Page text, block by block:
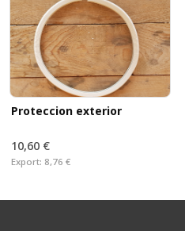
Proteccion exterior
10,60 €
Export: 8,76 €